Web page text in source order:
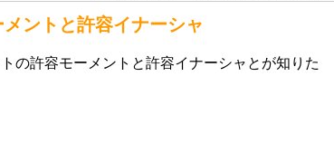
ントと許容イナーシャ
の許容モーメントと許容イナーシャとが知りた